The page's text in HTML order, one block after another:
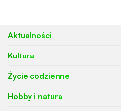
Aktualności
Kultura
Życie codzienne
Hobby i natura